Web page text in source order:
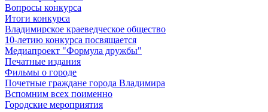
Вопросы конкурса
Итоги конкурса
Владимирское краеведческое общество
10-летию конкурса посвящается
Медиапроект "Формула дружбы"
Печатные издания
Фильмы о городе
Почетные граждане города Владимира
Вспомним всех поименно
Городские мероприятия